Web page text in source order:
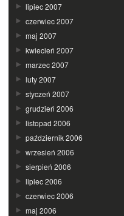
lipiec 2007
czerwiec 2007
maj 2007
kwiecień 2007
marzec 2007
luty 2007
styczeń 2007
grudzień 2006
listopad 2006
październik 2006
wrzesień 2006
sierpień 2006
lipiec 2006
czerwiec 2006
maj 2006